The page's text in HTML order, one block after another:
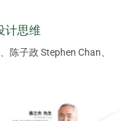
计思维
陈子政 Stephen Chan、